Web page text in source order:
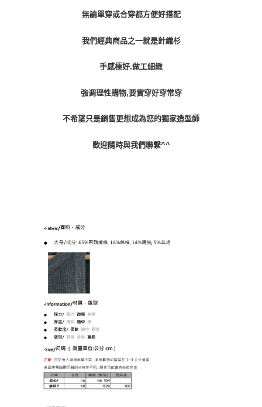
無論單穿或合穿都方便好搭配
我們經典商品之一就是針織杉
手感極好,做工細緻
強调理性購物,要實穿好穿常穿
不希望只是銷售更想成為您的獨家造型師
歡迎隨時與我們聯繫^^